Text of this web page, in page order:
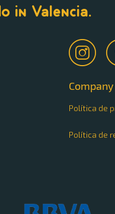
in Valencia.
Política de
Política de